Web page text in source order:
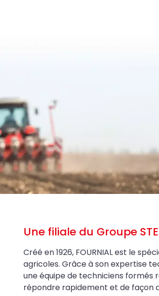
Une filiale du Groupe
Créé en 1926, FOURNIAL est le
agricoles. Grâce à son expertise
une équipe de techniciens
répondre rapidement et de façon